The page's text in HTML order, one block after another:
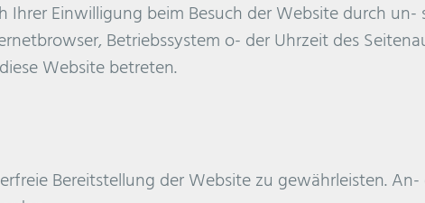
Einwilligung beim Besuch der Website durch un-
Betriebssystem o- der Uhrzeit des
Website betreten.
Bereitstellung der Website zu gewährleisten.